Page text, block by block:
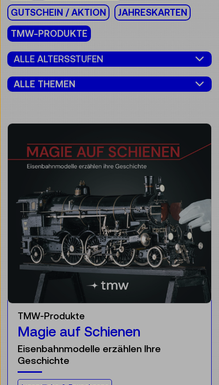
GUTSCHEIN / AKTION
JAHRESKARTEN
TMW-PRODUKTE
ALLE ALTERSSTUFEN
ALLE THEMEN
25 Ergebnisse
TMW-Produkte
Magie auf Schienen
Eisenbahnmodelle erzählen Ihre
Geschichte